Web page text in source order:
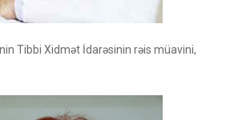
Tibbi Xidmət İdarəsinin rəis müavini,